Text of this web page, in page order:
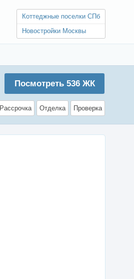
Коттеджные поселки СПб
Новостройки Москвы
Посмотреть 536ЖК
Рассрочка Отделка Проверка